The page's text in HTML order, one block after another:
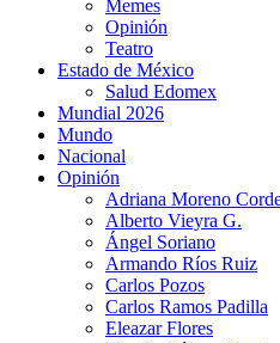
Memes
Opinión
Teatro
Estado de México
Salud Edomex
Mundial 2026
Mundo
Nacional
Opinión
Adriana Moreno
Alberto Vieyra G.
Ángel Soriano
Armando Ríos Ruiz
Carlos Pozos
Carlos Ramos Padilla
Eleazar Flores